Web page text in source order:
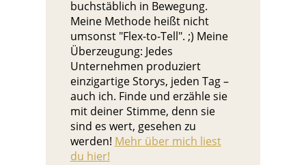
buchstäblich in Bewegung.
Meine Methode heißt nicht
umsonst "Flex-to-Tell". ;) Meine
Überzeugung: Jedes
Unternehmen produziert
einzigartige Storys, jeden Tag –
auch ich. Finde und erzähle sie
mit deiner Stimme, denn sie
sind es wert, gesehen zu
werden! Mehr über mich liest
du hier!